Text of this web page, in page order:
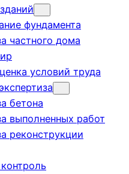
фундамента
частного дома
условий труда
бетона
выполненных работ
реконструкции